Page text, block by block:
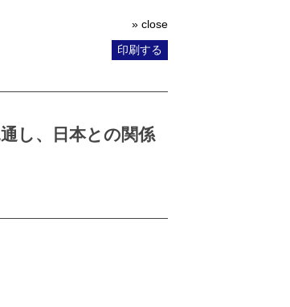
» close
印刷する
し、日本との関係